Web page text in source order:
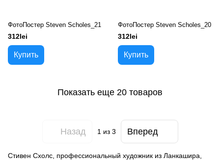
ФотоПостер Steven Scholes_21
312lei
Купить
ФотоПостер Steven Scholes_20
312lei
Купить
Показать еще 20 товаров
Назад 1 из 3 Вперед
Стивен Схолс, профессиональный художник из Ланкашира,